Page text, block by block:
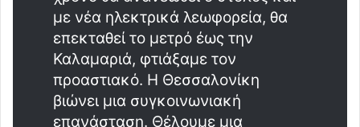
με νέα ηλεκτρικά λεωφορεία, θα
επεκταθεί το μετρό έως την
Καλαμαριά, φτιάξαμε τον
προαστιακό. Η Θεσσαλονίκη
βιώνει μια συγκοινωνιακή
επανάσταση. Θέλουμε μια